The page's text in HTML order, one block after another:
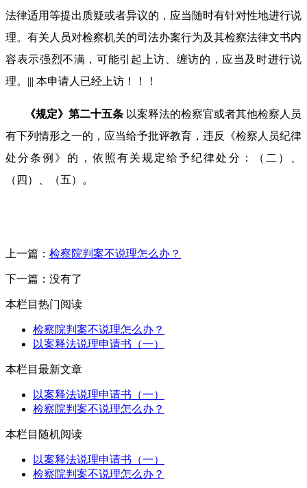
法律适用等提出质疑或者异议的，应当随时有针对性地进行说
理。有关人员对检察机关的司法办案行为及其检察法律文书内
容表示强烈不满，可能引起上访、缠访的，应当及时进行说
理。 ||| 本申请人已经上访！！！
《规定》第二十五条 以案释法的检察官或者其他检察人员
有下列情形之一的，应当给予批评教育，违反《检察人员纪律
处分条例》的，依照有关规定给予纪律处分：（二）、
（四）、（五）。
上一篇： 检察院判案不说理怎么办？
下一篇：没有了
本栏目热门阅读
检察院判案不说理怎么办？
以案释法说理申请书（一）
本栏目最新文章
以案释法说理申请书（一）
检察院判案不说理怎么办？
本栏目随机阅读
以案释法说理申请书（一）
检察院判案不说理怎么办？